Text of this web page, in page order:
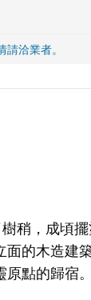
洽業者。
稍，成頃
的木造建
點的歸宿。